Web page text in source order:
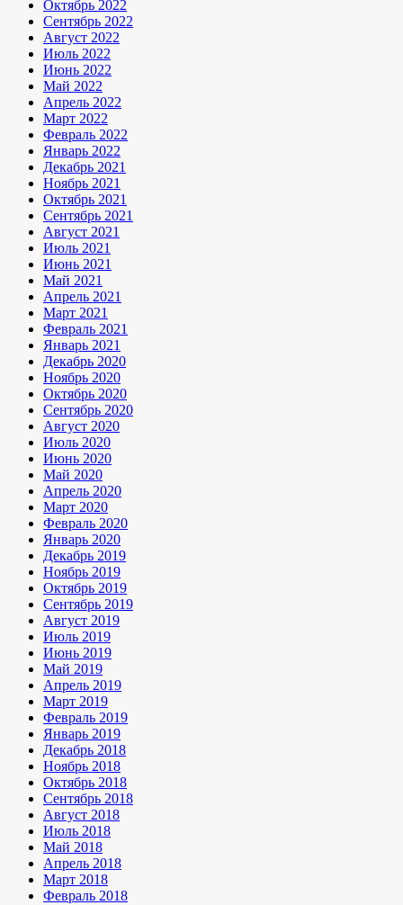
Октябрь 2022
Сентябрь 2022
Август 2022
Июль 2022
Июнь 2022
Май 2022
Апрель 2022
Март 2022
Февраль 2022
Январь 2022
Декабрь 2021
Ноябрь 2021
Октябрь 2021
Сентябрь 2021
Август 2021
Июль 2021
Июнь 2021
Май 2021
Апрель 2021
Март 2021
Февраль 2021
Январь 2021
Декабрь 2020
Ноябрь 2020
Октябрь 2020
Сентябрь 2020
Август 2020
Июль 2020
Июнь 2020
Май 2020
Апрель 2020
Март 2020
Февраль 2020
Январь 2020
Декабрь 2019
Ноябрь 2019
Октябрь 2019
Сентябрь 2019
Август 2019
Июль 2019
Июнь 2019
Май 2019
Апрель 2019
Март 2019
Февраль 2019
Январь 2019
Декабрь 2018
Ноябрь 2018
Октябрь 2018
Сентябрь 2018
Август 2018
Июль 2018
Май 2018
Апрель 2018
Март 2018
Февраль 2018